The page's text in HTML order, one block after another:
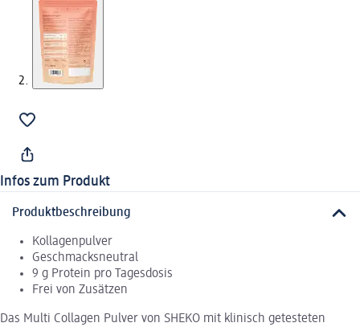
Infos zum Produkt
Produktbeschreibung
Kollagenpulver
Geschmacksneutral
9 g Protein pro Tagesdosis
Frei von Zusätzen
Das Multi Collagen Pulver von SHEKO mit klinisch getesteten